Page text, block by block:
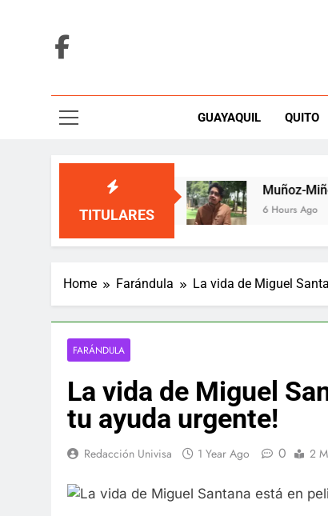
GUAYAQUIL QUITO
TITULARES
tarima de Medellín Muñoz-Miño
6 Hours Ago
Home Farándula La vida de Miguel
FARÁNDULA
La vida de Miguel
tu ayuda urgente!
Redacción Univisa 1 Year Ago 0 2